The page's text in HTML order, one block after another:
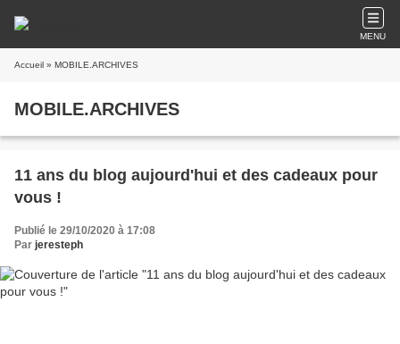
MENU
Accueil » MOBILE.ARCHIVES
MOBILE.ARCHIVES
11 ans du blog aujourd'hui et des cadeaux pour
vous !
Publié le 29/10/2020 à 17:08
Par jeresteph